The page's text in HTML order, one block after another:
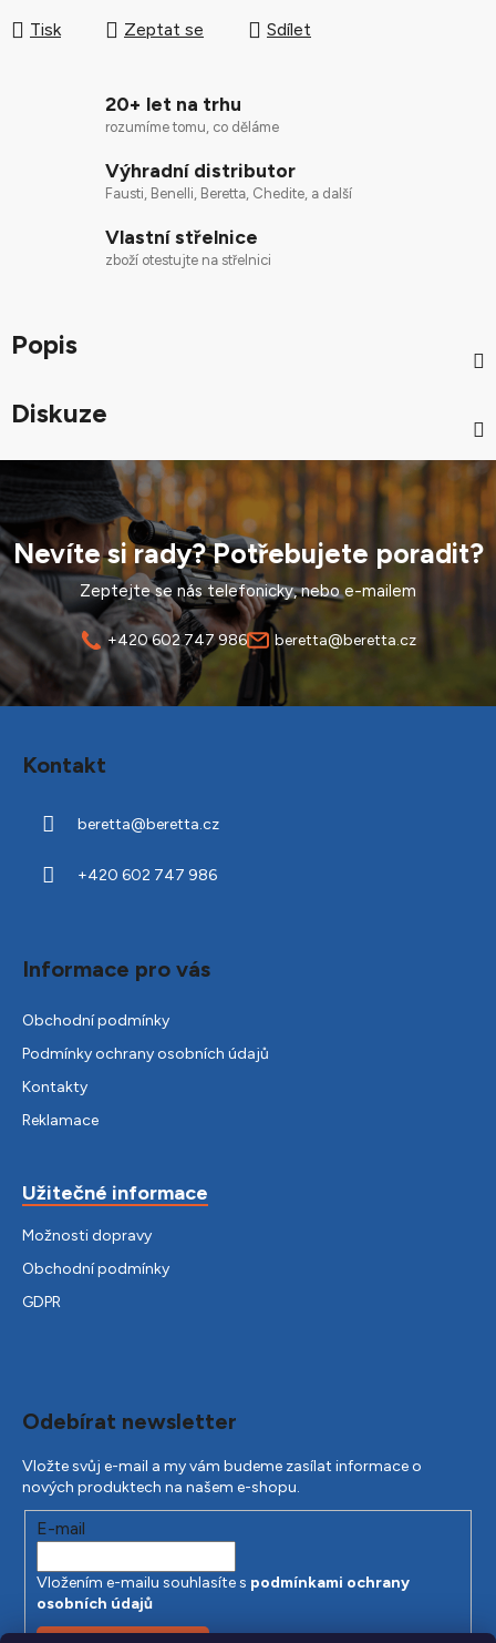
Tisk Zeptat se Sdílet
20+ let na trhu
rozumíme tomu, co děláme
Výhradní distributor
Fausti, Benelli, Beretta, Chedite, a další
Vlastní střelnice
zboží otestujte na střelnici
Popis
Diskuze
Nevíte si rady? Potřebujete poradit?
Zeptejte se nás telefonicky, nebo e-mailem
+420 602 747 986 beretta@beretta.cz
Kontakt
beretta@beretta.cz
+420 602 747 986
Informace pro vás
Obchodní podmínky
Podmínky ochrany osobních údajů
Kontakty
Reklamace
Užitečné informace
Možnosti dopravy
Obchodní podmínky
GDPR
Odebírat newsletter
Vložte svůj e-mail a my vám budeme zasílat informace o
nových produktech na našem e-shopu.
E-mail
Vložením e-mailu souhlasíte s podmínkami ochrany
osobních údajů